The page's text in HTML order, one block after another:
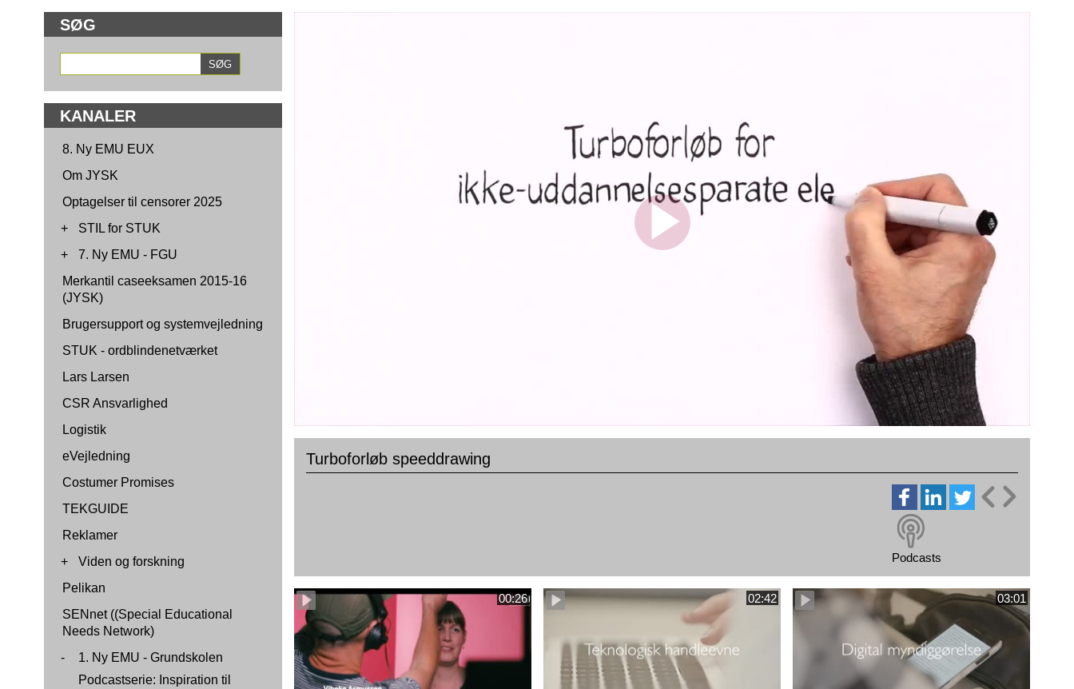
SØG
KANALER
8. Ny EMU EUX
Om JYSK
Optagelser til censorer 2025
+
STIL for STUK
+
7. Ny EMU - FGU
Merkantil caseeksamen 2015-16
(JYSK)
Brugersupport og systemvejledning
STUK - ordblindenetværket
Lars Larsen
CSR Ansvarlighed
Logistik
eVejledning
Costumer Promises
TEKGUIDE
Reklamer
+
Viden og forskning
Pelikan
SENnet ((Special Educational
Needs Network)
-
1. Ny EMU - Grundskolen
Podcastserie: Inspiration til
Turboforløb speeddrawing
Podcasts
00:26 02:42 03:01